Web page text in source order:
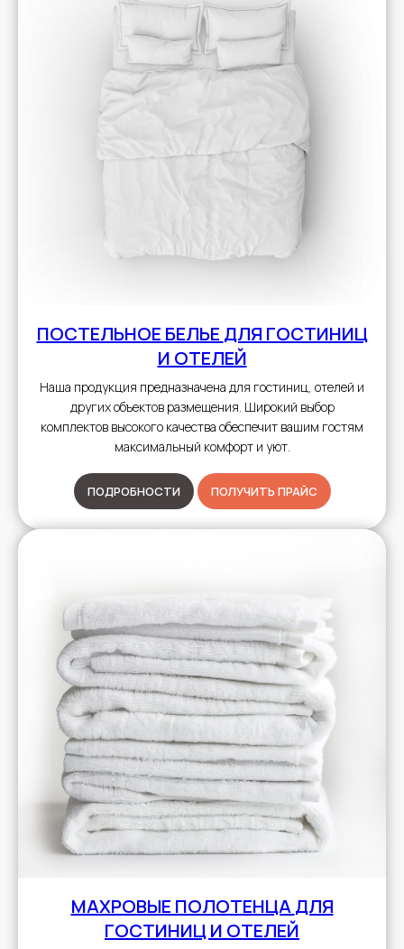
ПОСТЕЛЬНОЕ БЕЛЬЕ ДЛЯ ГОСТИНИЦ
И ОТЕЛЕЙ
Наша продукция предназначена для гостиниц, отелей и
других объектов размещения. Широкий выбор
комплектов высокого качества обеспечит вашим гостям
максимальный комфорт и уют.
ПОДРОБНОСТИ ПОЛУЧИТЬ ПРАЙС
МАХРОВЫЕ ПОЛОТЕНЦАДЛЯ
ГОСТИНИЦ И ОТЕЛЕЙ